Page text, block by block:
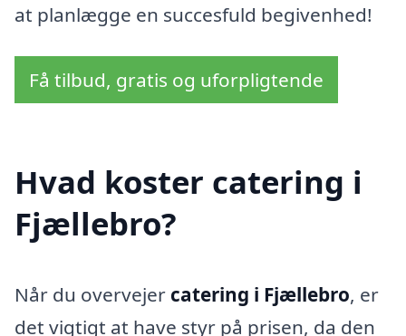
at planlægge en succesfuld begivenhed!
Få tilbud, gratis og uforpligtende
Hvad koster catering i
Fjællebro?
Når du overvejer catering i Fjællebro, er
det vigtigt at have styr på prisen, da den